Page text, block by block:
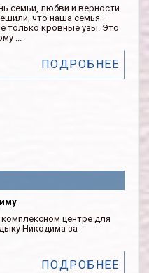
семьи, любви и верности
что наша семья —
только кровные узы. Это
...
ПОДРОБНЕЕ
центре для
Никодима за
ПОДРОБНЕЕ